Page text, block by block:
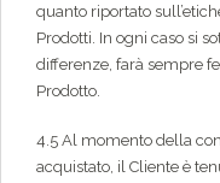
quanto riportato
Prodotti. In ogni caso si
differenze, farà sempre
Prodotto.
4.5 Al momento della
acquistato, il Cliente è